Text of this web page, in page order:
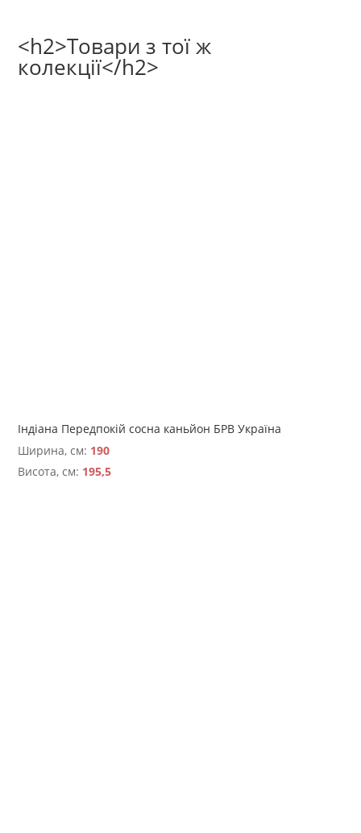
<h2>Товари з тої ж
колекції</h2>
Індіана Передпокій сосна каньйон БРВ Україна
Ширина, см: 190
Висота, см: 195,5